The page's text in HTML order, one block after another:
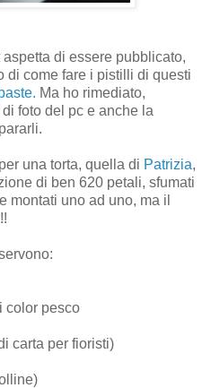
di essere pubblicato,
di come fare i pistilli di questi
Ma ho rimediato,
foto del pc e anche la
una torta, quella di Patrizia,
di ben 620 petali, sfumati
montati uno ad uno, ma il
color pesco
carta per fioristi)